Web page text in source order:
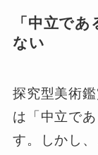
「中立で
ない
探究型美術
は「中立で
す。しかし